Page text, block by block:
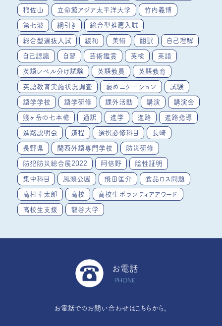
稲佐山 立命館アジア太平洋大学 竹内義博
第七波 綱引き 総合型推薦入試
総合型選抜入試 緩和 美術 翻訳 自己理解
自己認識 自習 芸術鑑賞 英検 英語
英語レベル分け試験 英語教員 英語教育
英語教育実施状況調査 褒めニケーション 試験
語学学校 語学研修 課外活動 講演 講演会
賤ヶ岳の七本槍 通訳 進学 進路 進路指導
進路説明会 道程 選択必修科目 長崎
長野県 関西外語専門学校 防災研修
防犯防災総合展2022 阿倍野 陰性証明
集中科目 風頭公園 飛田匡介 食品ロス問題
高村幸太郎 高校 高校生ボランティアアワード
高校生支援 龍谷大学
お電話
PHONE
お電話でのお問い合わせはこちらから。